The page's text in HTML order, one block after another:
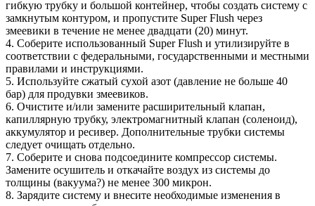
гибкую трубку и большой контейнер, чтобы создать систему с
замкнутым контуром, и пропустите Super Flush через
змеевики в течение не менее двадцати (20) минут.
4. Соберите использованный Super Flush и утилизируйте в
соответствии с федеральными, государственными и местными
правилами и инструкциями.
5. Используйте сжатый сухой азот (давление не больше 40
бар) для продувки змеевиков.
6. Очистите и/или замените расширительный клапан,
капиллярную трубку, электромагнитный клапан (соленоид),
аккумулятор и ресивер. Дополнительные трубки системы
следует очищать отдельно.
7. Соберите и снова подсоедините компрессор системы.
Замените осушитель и откачайте воздух из системы до
толщины (вакуума?) не менее 300 микрон.
8. Зарядите систему и внесите необходимые изменения в